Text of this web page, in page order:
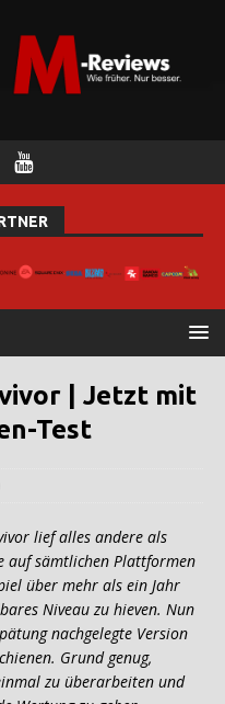
| Jetzt mit
Test
lief alles andere als
auf sämtlichen Plattformen
über mehr als ein Jahr
Niveau zu hieven. Nun
nachgelegte Version
Grund genug,
zu überarbeiten und